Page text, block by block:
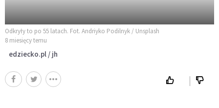
Odkryły to po 55 latach. Fot. Andriyko Podilnyk / Unsplash
8 miesięcy temu
edziecko.pl / jh